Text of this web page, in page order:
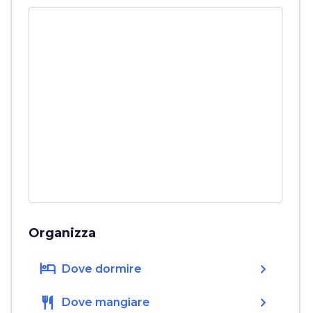
Organizza
hotel Dove dormire chevron_right
restaurant Dove mangiare chevron_right